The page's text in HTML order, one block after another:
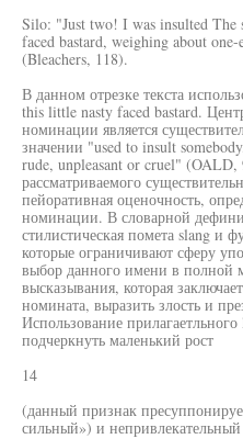
Silo: "Just two! I was insulted The
faced bastard, weighing about
(Bleachers, 118).
В данном отрезке текста
this little nasty faced bastard.
номинации является
значении "used to insult
rude, unpleasant or cruel"
рассматриваемого
пейоративная оценочность,
номинации. В словарной
стилистическая помета slang и
которые ограничивают сферу
выбор данного имени в полной
высказывания, которая
номината, выразить злость и
Использование
подчеркнуть маленький рост
14
(данный признак
сильный») и